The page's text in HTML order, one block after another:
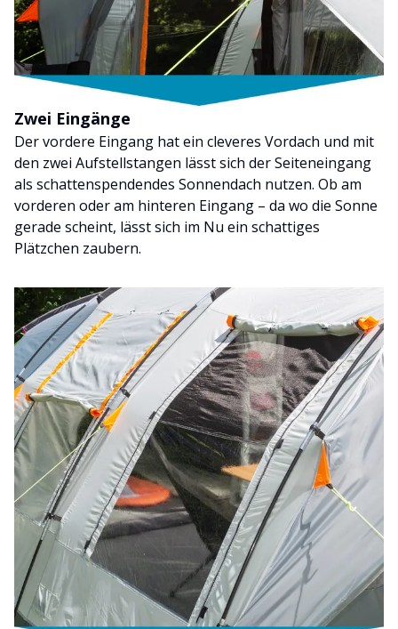
Zwei Eingänge
Der vordere Eingang hat ein cleveres Vordach und mit
den zwei Aufstellstangen lässt sich der Seiteneingang
als schattenspendendes Sonnendach nutzen. Ob am
vorderen oder am hinteren Eingang – da wo die Sonne
gerade scheint, lässt sich im Nu ein schattiges
Plätzchen zaubern.